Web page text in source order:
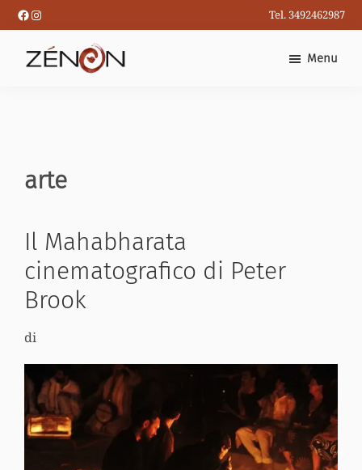
Passa
al
contenuto
Facebook
Instagram Tel. 3492462987
Menu
arte
Il Mahabharata
cinematografico di Peter
Brook
di